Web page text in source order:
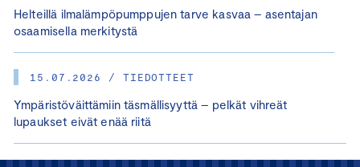
Helteillä ilmalämpöpumppujen tarve kasvaa – asentajan
osaamisella merkitystä
15.07.2026 / TIEDOTTEET
Ympäristöväittämiin täsmällisyyttä – pelkät vihreät
lupaukset eivät enää riitä